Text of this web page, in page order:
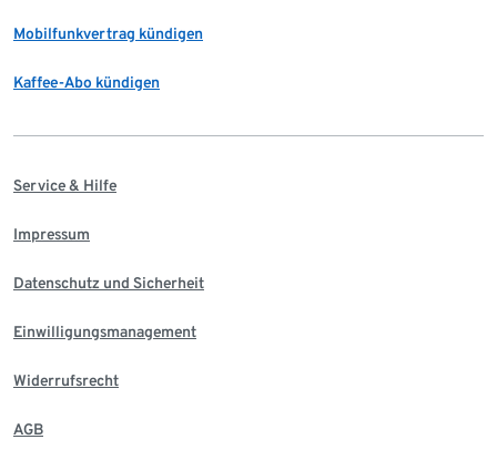
Mobilfunkvertrag kündigen
Kaffee-Abo kündigen
Service & Hilfe
Impressum
Datenschutz und Sicherheit
Einwilligungsmanagement
Widerrufsrecht
AGB